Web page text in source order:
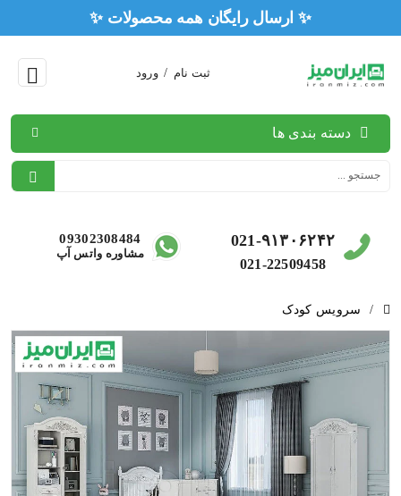
ثبت نام / ورود
دسته بندی ها
021-۹۱۳۰۶۲۴۲
021-22509458
09302308484
مشاوره واتس آپ
/ سرویس کودک